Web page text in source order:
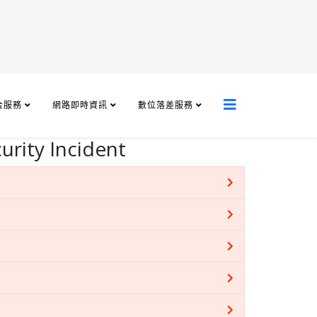
服務 網路即時資訊 數位落差服務
Incident